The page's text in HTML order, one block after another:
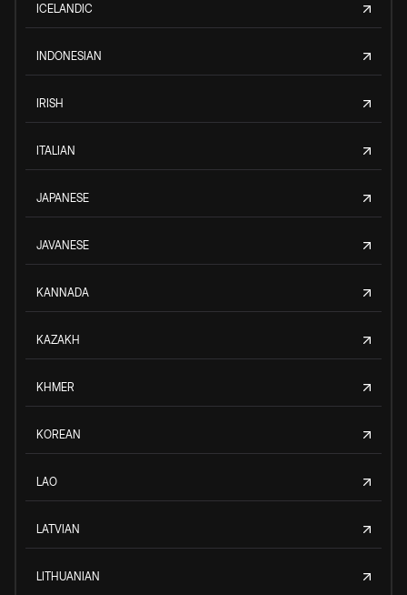
ICELANDIC
INDONESIAN
IRISH
ITALIAN
JAPANESE
JAVANESE
KANNADA
KAZAKH
KHMER
KOREAN
LAO
LATVIAN
LITHUANIAN